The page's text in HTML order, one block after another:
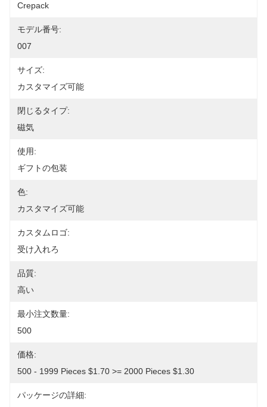
Crepack
モデル番号:
007
サイズ:
カスタマイズ可能
閉じるタイプ:
磁気
使用:
ギフトの包装
色:
カスタマイズ可能
カスタムロゴ:
受け入れろ
品質:
高い
最小注文数量:
500
価格:
500 - 1999 Pieces $1.70 >= 2000 Pieces $1.30
パッケージの詳細: